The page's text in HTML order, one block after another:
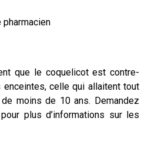
que le coquelicot est contre-
celle qui allaitent tout
moins de 10 ans. Demandez
plus d’informations sur les